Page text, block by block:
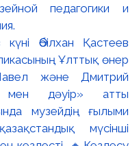
педагогики и